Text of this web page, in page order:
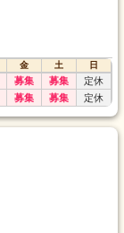
金 土
日
募集 募集 定休
募集 募集 定休